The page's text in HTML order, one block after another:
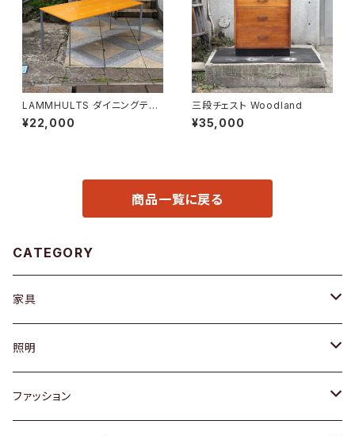
LAMMHULTS ダイニングテー
ブル
¥22,000
三段チェスト Woodland
¥35,000
商品一覧に戻る
CATEGORY
家具
ソファ / ベンチ
チェア / スツール
照明
ペンダントライト
ファッション